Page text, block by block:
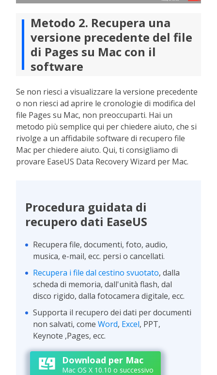
Metodo 2. Recupera una
versione precedente del file
di Pages su Mac con il
software
Se non riesci a visualizzare la versione precedente
o non riesci ad aprire le cronologie di modifica del
file Pages su Mac, non preoccuparti. Hai un
metodo più semplice qui per chiedere aiuto, che si
rivolge a un affidabile software di recupero file
Mac per chiedere aiuto. Qui, ti consigliamo di
provare EaseUS Data Recovery Wizard per Mac.
Procedura guidata di
recupero dati EaseUS
Recupera file, documenti, foto, audio,
musica, e-mail, ecc. persi o cancellati.
Recupera i file dal cestino svuotato, dalla
scheda di memoria, dall'unità flash, dal
disco rigido, dalla fotocamera digitale, ecc.
Supporta il recupero dei dati per documenti
non salvati, comeWord, Excel, PPT,
Keynote ,Pages, ecc.
Download per Mac
Mac OS X 10.10 o successivo